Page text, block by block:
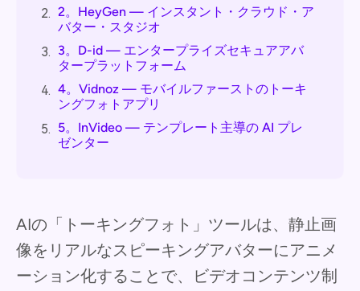
2. 2。HeyGen — インスタント・クラウド・ア
バター・スタジオ
3. 3。D-id — エンタープライズセキュアアバ
タープラットフォーム
4. 4。Vidnoz — モバイルファーストのトーキ
ングフォトアプリ
5. 5。InVideo — テンプレート主導の AI プレ
ゼンター
AIの「トーキングフォト」ツールは、静止画
像をリアルなスピーキングアバターにアニメ
ーション化することで、ビデオコンテンツ制